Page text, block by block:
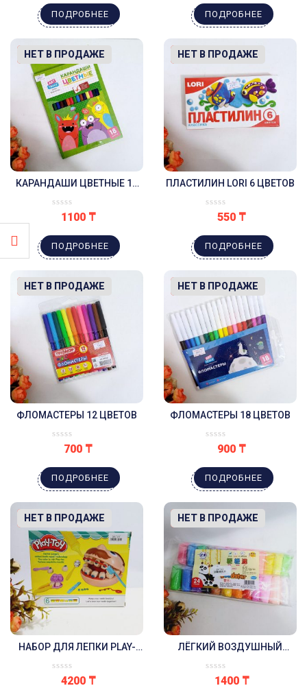
ПОДРОБНЕЕ ПОДРОБНЕЕ
-13%
НЕТ В ПРОДАЖЕ
КАРАНДАШИ ЦВЕТНЫЕ 18
1100 ₸
ПОДРОБНЕЕ
-20%
НЕТ В ПРОДАЖЕ
ПЛАСТИЛИН LORI 6 ЦВЕТОВ
550 ₸
ПОДРОБНЕЕ
-19%
НЕТ В ПРОДАЖЕ
ФЛОМАСТЕРЫ 12 ЦВЕТОВ
700 ₸
ПОДРОБНЕЕ
-20%
НЕТ В ПРОДАЖЕ
ФЛОМАСТЕРЫ 18 ЦВЕТОВ
900 ₸
ПОДРОБНЕЕ
-13%
НЕТ В ПРОДАЖЕ
НАБОР ДЛЯ ЛЕПКИ PLAY-
СТОМАТОЛОГ
4200 ₸
-22%
НЕТ В ПРОДАЖЕ
ЛЁГКИЙ ВОЗДУШНЫЙ
НАБОР ДЛЯ ЛЕПКИ
1400 ₸